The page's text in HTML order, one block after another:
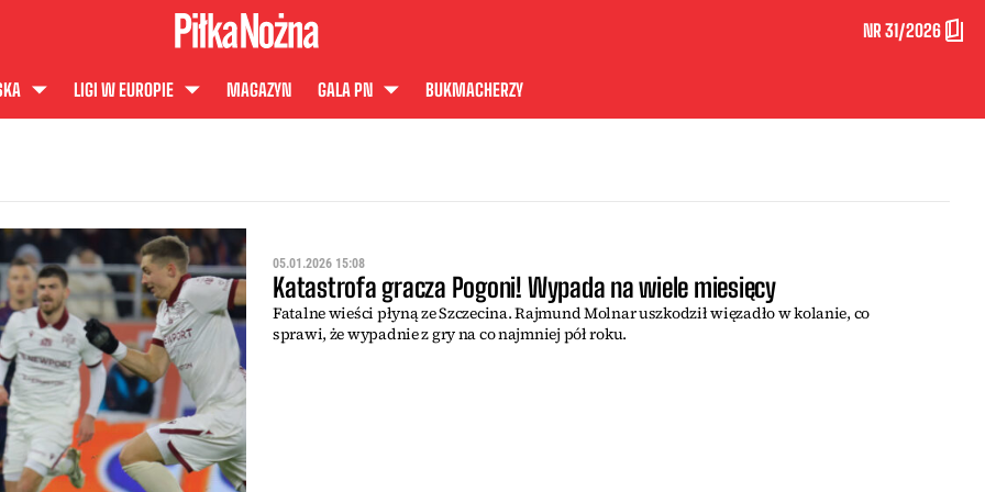
NR 31/2026
LIGI W EUROPIE MAGAZYN GALA PN BUKMACHERZY
05.01.2026 15:08
Katastrofa gracza Pogoni! Wypada na wiele miesięcy
Fatalne wieści płyną ze Szczecina. Rajmund Molnar uszkodził więzadło w kolanie, co
sprawi, że wypadnie z gry na co najmniej pół roku.